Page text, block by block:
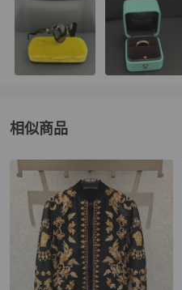
相似商品
更多相似Versace男裝推薦精品